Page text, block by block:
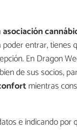
asociación
entrar, tienes
En Dragon
de sus socios,
mientras
e indicando por